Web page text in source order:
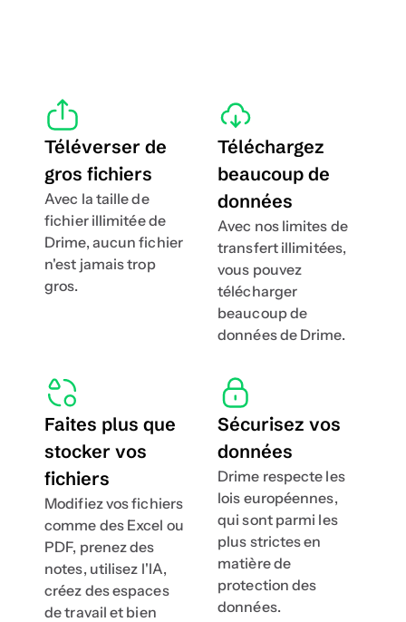
Téléverser de
gros fichiers
Avec la taille de
fichier illimitée de
Drime, aucun fichier
n'est jamais trop
gros.
Téléchargez
beaucoup de
données
Avec nos limites de
transfert illimitées,
vous pouvez
télécharger
beaucoup de
données de Drime.
Faites plus que
stocker vos
fichiers
Modifiez vos fichiers
comme des Excel ou
PDF, prenez des
notes, utilisez l'IA,
créez des espaces
de travail et bien
Sécurisez vos
données
Drime respecte les
lois européennes,
qui sont parmi les
plus strictes en
matière de
protection des
données.